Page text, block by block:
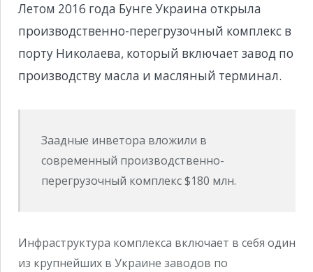
Летом 2016 года Бунге Украина открыла
производственно-перегрузочный комплекс в
порту Николаева, который включает завод по
производству масла и масляный терминал.
Заадные инветора вложили в
современный производственно-
перегрузочный комплекс $180 млн.
Инфраструктура комплекса включает в себя один
из крупнейших в Украине заводов по